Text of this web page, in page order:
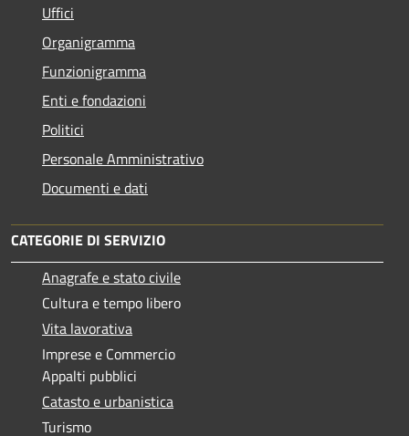
Uffici
Organigramma
Funzionigramma
Enti e fondazioni
Politici
Personale Amministrativo
Documenti e dati
CATEGORIE DI SERVIZIO
Anagrafe e stato civile
Cultura e tempo libero
Vita lavorativa
Imprese e Commercio
Appalti pubblici
Catasto e urbanistica
Turismo